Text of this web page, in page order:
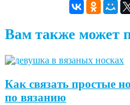
Вам также может
Как связать простые
по вязанию